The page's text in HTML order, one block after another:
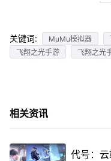
关键词: MuMu模拟器
飞翔之光手游
飞翔之光
相关资讯
代号：